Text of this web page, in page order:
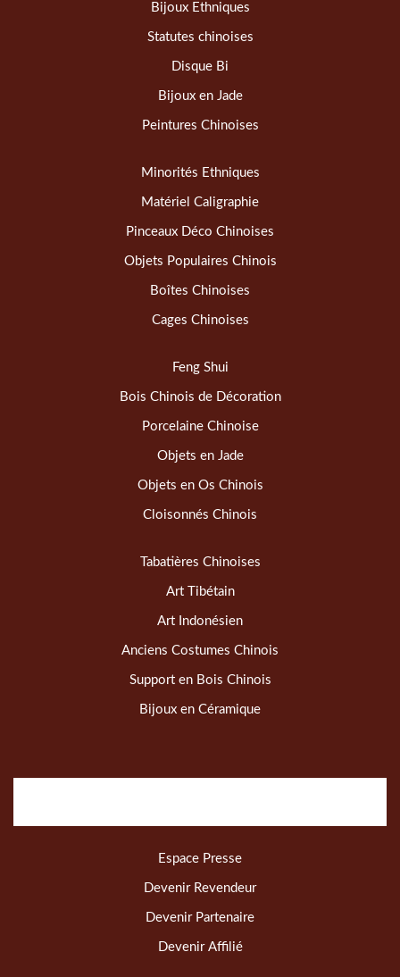
Bijoux Ethniques
Statutes chinoises
Disque Bi
Bijoux en Jade
Peintures Chinoises
Minorités Ethniques
Matériel Caligraphie
Pinceaux Déco Chinoises
Objets Populaires Chinois
Boîtes Chinoises
Cages Chinoises
Feng Shui
Bois Chinois de Décoration
Porcelaine Chinoise
Objets en Jade
Objets en Os Chinois
Cloisonnés Chinois
Tabatières Chinoises
Art Tibétain
Art Indonésien
Anciens Costumes Chinois
Support en Bois Chinois
Bijoux en Céramique
Espace Presse
Devenir Revendeur
Devenir Partenaire
Devenir Affilié